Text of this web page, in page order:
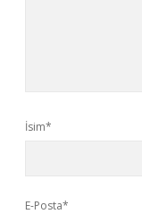
İsim*
E-Posta*